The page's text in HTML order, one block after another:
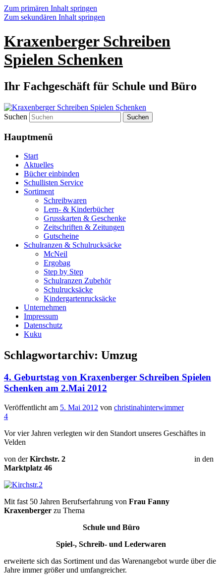
Zum primären Inhalt springen
Zum sekundären Inhalt springen
Kraxenberger Schreiben
Spielen Schenken
Ihr Fachgeschäft für Schule und Büro
Suchen
Hauptmenü
Start
Aktuelles
Bücher einbinden
Schullisten Service
Sortiment
Schreibwaren
Lern- & Kinderbücher
Grusskarten & Geschenke
Zeitschriften & Zeitungen
Gutscheine
Schulranzen & Schulrucksäcke
McNeil
Ergobag
Step by Step
Schulranzen Zubehör
Schulrucksäcke
Kindergartenrucksäcke
Unternehmen
Impressum
Datenschutz
Kuku
Schlagwortarchiv: Umzug
4. Geburtstag von Kraxenberger Schreiben Spielen
Schenken am 2.Mai 2012
Veröffentlicht am 5. Mai 2012 von christinahinterwimmer
4
Vor vier Jahren verlegten wir den Standort unseres Geschäftes in
Velden
von derKirchstr. 2
in den
Marktplatz 46
Mit fast 50 Jahren Berufserfahrung von Frau Fanny
Kraxenberger zu Thema
Schule und Büro
Spiel-, Schreib- und Lederwaren
erweiterte sich das Sortiment und das Warenangebot wurde über die
Jahre immer größer und umfangreicher.